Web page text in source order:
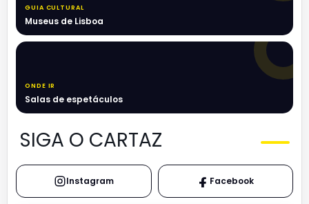
GUIA CULTURAL
Museus de Lisboa
ONDE IR
Salas de espetáculos
SIGA O CARTAZ
Instagram Facebook